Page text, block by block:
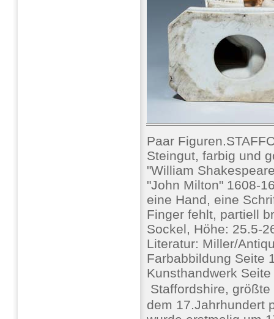
Paar
Steingut, farbig und
"William
"John Milton" 1608-
eine Hand, eine
Finger fehlt, partiell
Sockel, Höhe: 25.5-
Literatur: Miller/
Farbabbildung Seite
Kunsthandwerk Seite
 Staffordshire,
dem 17.Jahrhundert